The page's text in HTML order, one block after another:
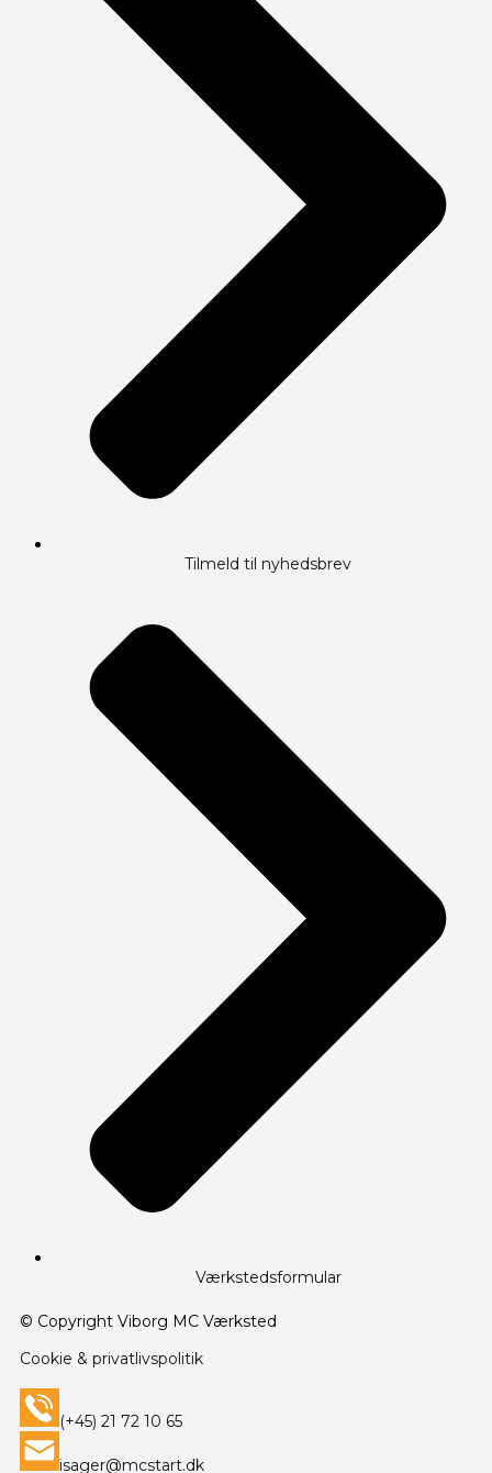
Tilmeld til nyhedsbrev
Værkstedsformular
© Copyright Viborg MC Værksted
Cookie & privatlivspolitik
(+45) 21 72 10 65
isager@mcstart.dk